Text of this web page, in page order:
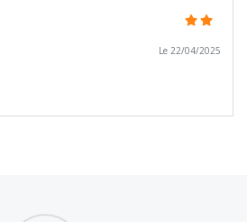
Le 22/04/2025